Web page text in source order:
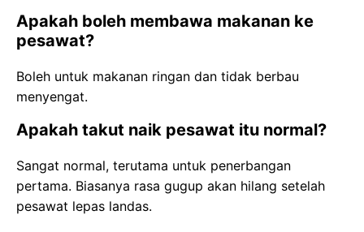
Apakah boleh membawa makanan ke
pesawat?
Boleh untuk makanan ringan dan tidak berbau
menyengat.
Apakah takut naik pesawat itu normal?
Sangat normal, terutama untuk penerbangan
pertama. Biasanya rasa gugup akan hilang setelah
pesawat lepas landas.